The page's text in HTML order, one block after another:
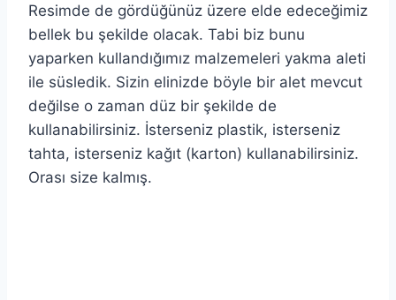
Resimde de gördüğünüz üzere elde edeceğimiz
bellek bu şekilde olacak. Tabi biz bunu
yaparken kullandığımız malzemeleri yakma aleti
ile süsledik. Sizin elinizde böyle bir alet mevcut
değilse o zaman düz bir şekilde de
kullanabilirsiniz. İsterseniz plastik, isterseniz
tahta, isterseniz kağıt (karton) kullanabilirsiniz.
Orası size kalmış.